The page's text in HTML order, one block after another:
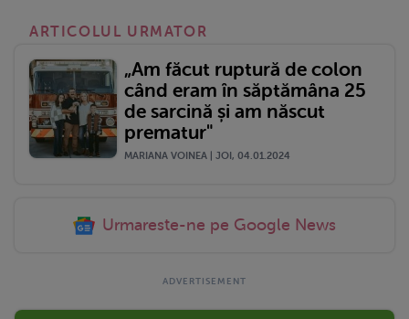
ARTICOLUL URMATOR
„Am făcut ruptură de colon
când eram în săptămâna 25
de sarcină și am născut
prematur"
MARIANA VOINEA | JOI, 04.01.2024
Urmareste-ne pe Google News